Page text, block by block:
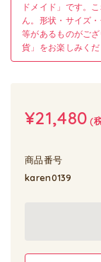
ドメイド」です。
ん。形状・サイズ
等があるものがご
貨」をお楽しみくだ
¥21,480 (
商品番号
karen0139